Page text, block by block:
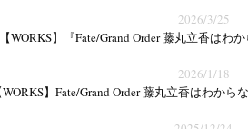
2026/3/25
WORKS】『Fate/Grand Order 藤丸立香はわ
2026/1/18
】Fate/Grand Order 藤丸立香はわから